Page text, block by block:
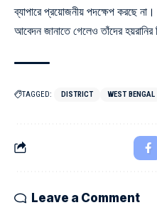
ব্যাপারে প্রয়োজনীয় পদক্ষেপ করছে না।
আবেদন জানাতে গেলেও তাঁদের হয়রানির
TAGGED: DISTRICT WEST BENGAL
Leave a Comment